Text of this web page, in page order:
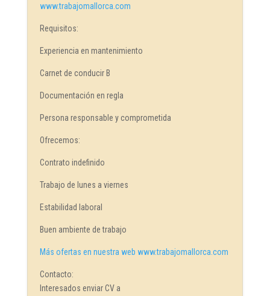
www.trabajomallorca.com
Requisitos:
Experiencia en mantenimiento
Carnet de conducir B
Documentación en regla
Persona responsable y comprometida
Ofrecemos:
Contrato indefinido
Trabajo de lunes a viernes
Estabilidad laboral
Buen ambiente de trabajo
Más ofertas en nuestra web www.trabajomallorca.com
Contacto:
Interesados enviar CV a